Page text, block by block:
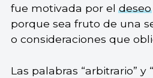
fue motivada por eldeseo
porque sea fruto de una
o consideraciones que
Las palabras “arbitrario” y